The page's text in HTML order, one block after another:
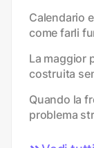
Calendario
come farli
La maggior
costruita
Quando la
problema